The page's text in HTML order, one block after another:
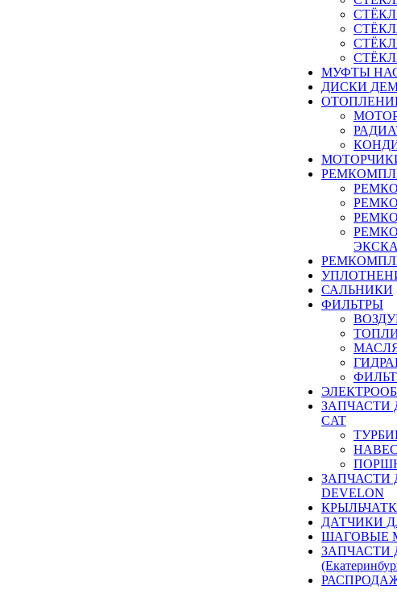
МУФТЫ
ДИСКИ
САЛЬНИКИ
ФИЛЬТРЫ
ЗАПЧАСТИ
CAT
ЗАПЧАСТИ
DEVELON
ДАТЧИКИ
ШАГОВЫЕ
ЗАПЧАСТИ